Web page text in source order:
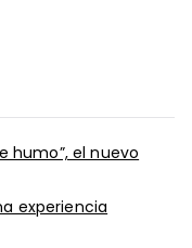
humo”, el nuevo
experiencia